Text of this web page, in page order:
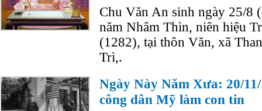
Chu Văn An sinh ngày 25/8
năm Nhâm Thìn, niên hiệu
(1282), tại thôn Văn, xã
Trì,.
Ngày Này Năm Xưa: 20/
công dân Mỹ làm con tin